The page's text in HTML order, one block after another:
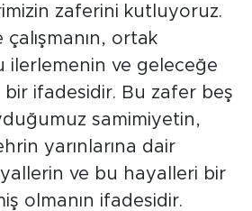
zaferini kutluyoruz.
ortak
ilerlemenin ve geleceğe
bir ifadesidir. Bu zafer beş
samimiyetin,
yarınlarına dair
ve bu hayalleri bir
olmanın ifadesidir.